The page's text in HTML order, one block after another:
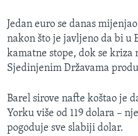
SLOBODA MEDIJA
ŽENSKA STRANA
IZBJEGLIČKA STRANA
O GLASU AMERIKE
Jedan euro se danas
nakon što je javljeno da bi u
kamatne stope, dok se
Sjedinjenim Državama
Barel sirove nafte koštao je
Yorku više od 119 dolara –
pogoduje sve slabiji dolar.